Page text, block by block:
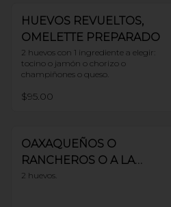
HUEVOS REVUELTOS,
OMELETTE PREPARADO
2 huevos con 1 ingrediente a elegir:
tocino o jamón o chorizo o
champiñones o queso.
$95.00
OAXAQUEÑOS O
RANCHEROS O A LA
MEXICANA O
2 huevos.